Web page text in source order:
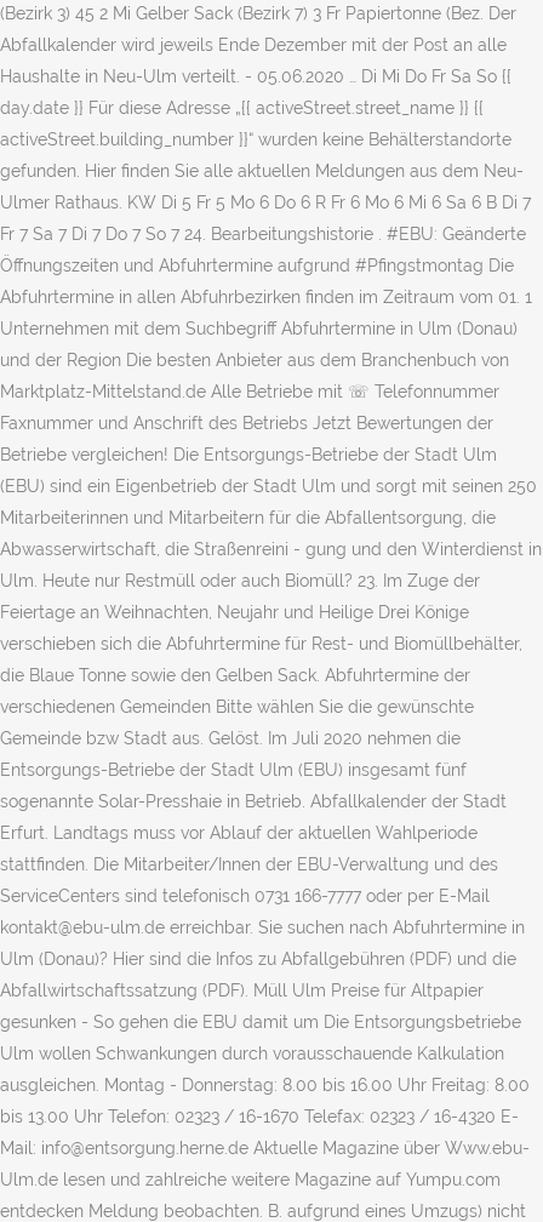
(Bezirk 3) 45 2 Mi Gelber Sack (Bezirk 7) 3 Fr Papiertonne (Bez. Der
Abfallkalender wird jeweils Ende Dezember mit der Post an alle
Haushalte in Neu-Ulm verteilt. - 05.06.2020 … Di Mi Do Fr Sa So {{
day.date }} Für diese Adresse „{{ activeStreet.street_name }} {{
activeStreet.building_number }}“ wurden keine Behälterstandorte
gefunden. Hier finden Sie alle aktuellen Meldungen aus dem Neu-
Ulmer Rathaus. KW Di 5 Fr 5 Mo 6 Do 6 R Fr 6 Mo 6 Mi 6 Sa 6 B Di 7
Fr 7 Sa 7 Di 7 Do 7 So 7 24. Bearbeitungshistorie . #EBU: Geänderte
Öffnungszeiten und Abfuhrtermine aufgrund #Pfingstmontag Die
Abfuhrtermine in allen Abfuhrbezirken finden im Zeitraum vom 01. 1
Unternehmen mit dem Suchbegriff Abfuhrtermine in Ulm (Donau)
und der Region Die besten Anbieter aus dem Branchenbuch von
Marktplatz-Mittelstand.de Alle Betriebe mit ☏ Telefonnummer
Faxnummer und Anschrift des Betriebs Jetzt Bewertungen der
Betriebe vergleichen! Die Entsorgungs-Betriebe der Stadt Ulm
(EBU) sind ein Eigenbetrieb der Stadt Ulm und sorgt mit seinen 250
Mitarbeiterinnen und Mitarbeitern für die Abfallentsorgung, die
Abwasserwirtschaft, die Straßenreini - gung und den Winterdienst in
Ulm. Heute nur Restmüll oder auch Biomüll? 23. Im Zuge der
Feiertage an Weihnachten, Neujahr und Heilige Drei Könige
verschieben sich die Abfuhrtermine für Rest- und Biomüllbehälter,
die Blaue Tonne sowie den Gelben Sack. Abfuhrtermine der
verschiedenen Gemeinden Bitte wählen Sie die gewünschte
Gemeinde bzw Stadt aus. Gelöst. Im Juli 2020 nehmen die
Entsorgungs-Betriebe der Stadt Ulm (EBU) insgesamt fünf
sogenannte Solar-Presshaie in Betrieb. Abfallkalender der Stadt
Erfurt. Landtags muss vor Ablauf der aktuellen Wahlperiode
stattfinden. Die Mitarbeiter/Innen der EBU-Verwaltung und des
ServiceCenters sind telefonisch 0731 166-7777 oder per E-Mail
kontakt@ebu-ulm.de erreichbar. Sie suchen nach Abfuhrtermine in
Ulm (Donau)? Hier sind die Infos zu Abfallgebühren (PDF) und die
Abfallwirtschaftssatzung (PDF). Müll Ulm Preise für Altpapier
gesunken - So gehen die EBU damit um Die Entsorgungsbetriebe
Ulm wollen Schwankungen durch vorausschauende Kalkulation
ausgleichen. Montag - Donnerstag: 8.00 bis 16.00 Uhr Freitag: 8.00
bis 13.00 Uhr Telefon: 02323 / 16-1670 Telefax: 02323 / 16-4320 E-
Mail: info@entsorgung.herne.de Aktuelle Magazine über Www.ebu-
Ulm.de lesen und zahlreiche weitere Magazine auf Yumpu.com
entdecken Meldung beobachten. B. aufgrund eines Umzugs) nicht